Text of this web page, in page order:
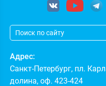
Адрес:
Санкт-Петербург, пл.
долина, оф. 423-424